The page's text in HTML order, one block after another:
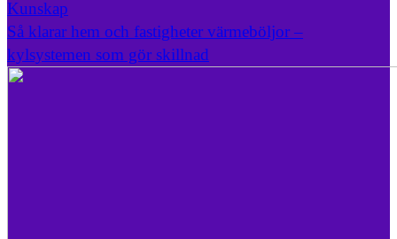
Kunskap
Så klarar hem och fastigheter värmeböljor –
kylsystemen som gör skillnad